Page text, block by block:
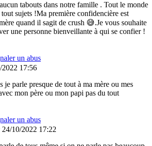
tabouts dans notre famille . Tout le monde
sujets !Ma première confidencière est
quand il sagit de crush 😅.Je vous souhaite
une personne bienveillante à qui se confier !
un abus
2022 17:56
je parle presque de tout à ma mère ou mes
mon père ou mon papi pas du tout
un abus
24/10/2022 17:22